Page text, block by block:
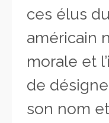
ces élus
américain
morale et
de
son nom